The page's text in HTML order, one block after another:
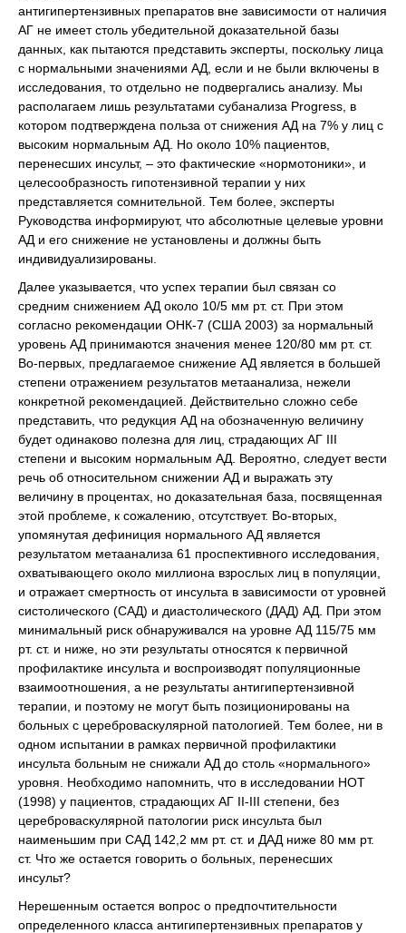
антигипертензивных препаратов вне зависимости от наличия
АГ не имеет столь убедительной доказательной базы
данных, как пытаются представить эксперты, поскольку лица
с нормальными значениями АД, если и не были включены в
исследования, то отдельно не подвергались анализу. Мы
располагаем лишь результатами субанализа Progress, в
котором подтверждена польза от снижения АД на 7% у лиц с
высоким нормальным АД. Но около 10% пациентов,
перенесших инсульт, – это фактические «нормотоники», и
целесообразность гипотензивной терапии у них
представляется сомнительной. Тем более, эксперты
Руководства информируют, что абсолютные целевые уровни
АД и его снижение не установлены и должны быть
индивидуализированы.
Далее указывается, что успех терапии был связан со
средним снижением АД около 10/5 мм рт. ст. При этом
согласно рекомендации ОНК-7 (США 2003) за нормальный
уровень АД принимаются значения менее 120/80 мм рт. ст.
Во-первых, предлагаемое снижение АД является в большей
степени отражением результатов метаанализа, нежели
конкретной рекомендацией. Действительно сложно себе
представить, что редукция АД на обозначенную величину
будет одинаково полезна для лиц, страдающих АГ ІІІ
степени и высоким нормальным АД. Вероятно, следует вести
речь об относительном снижении АД и выражать эту
величину в процентах, но доказательная база, посвященная
этой проблеме, к сожалению, отсутствует. Во-вторых,
упомянутая дефиниция нормального АД является
результатом метаанализа 61 проспективного исследования,
охватывающего около миллиона взрослых лиц в популяции,
и отражает смертность от инсульта в зависимости от уровней
систолического (САД) и диастолического (ДАД) АД. При этом
минимальный риск обнаруживался на уровне АД 115/75 мм
рт. ст. и ниже, но эти результаты относятся к первичной
профилактике инсульта и воспроизводят популяционные
взаимоотношения, а не результаты антигипертензивной
терапии, и поэтому не могут быть позиционированы на
больных с цереброваскулярной патологией. Тем более, ни в
одном испытании в рамках первичной профилактики
инсульта больным не снижали АД до столь «нормального»
уровня. Необходимо напомнить, что в исследовании HOT
(1998) у пациентов, страдающих АГ ІІ-ІІІ степени, без
цереброваскулярной патологии риск инсульта был
наименьшим при САД 142,2 мм рт. ст. и ДАД ниже 80 мм рт.
ст. Что же остается говорить о больных, перенесших
инсульт?
Нерешенным остается вопрос о предпочтительности
определенного класса антигипертензивных препаратов у